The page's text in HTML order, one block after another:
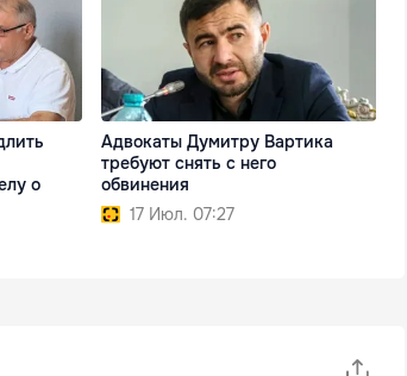
о
Адвокаты Думитру Вартика
требуют снять с него
обвинения
17 Июл. 07:27